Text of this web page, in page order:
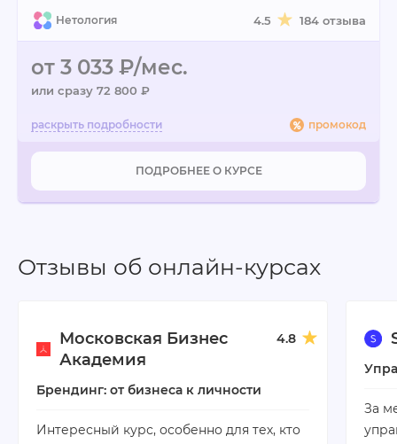
Нетология 4.5 184 отзыва
от 3 033 ₽/мес.
или сразу 72 800 ₽
промокод
ПОДРОБНЕЕ О КУРСЕ
Отзывы об онлайн-курсах
Московская Бизнес
Академия
4.8
Брендинг: от бизнеса к личности
Интересный курс, особенно для тех, кто
За